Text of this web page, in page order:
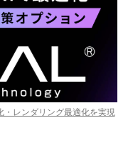
・レンダリング最適化を実現